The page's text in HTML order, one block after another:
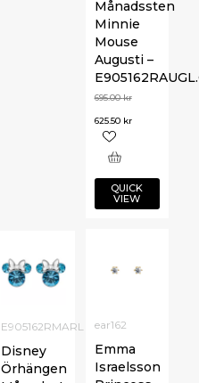
Månadssten
Minnie
Mouse
Augusti –
695.00kr
625.50 kr
QUICK
VIEW
ear162
Emma
Israelsson
E905162RMARL
Disney
Örhängen